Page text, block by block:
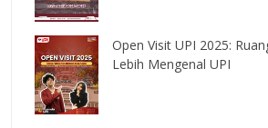
Open Visit UPI 2025:
Lebih Mengenal UPI